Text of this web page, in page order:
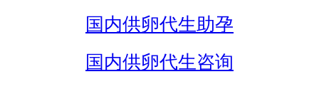
国内供卵代生助孕
国内供卵代生咨询